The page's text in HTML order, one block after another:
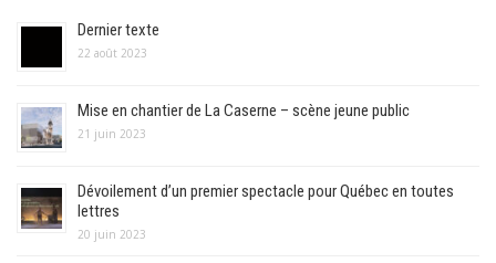
Dernier texte
22 août 2023
Mise en chantier de La Caserne – scène jeune public
21 juin 2023
Dévoilement d’un premier spectacle pour Québec en toutes
lettres
20 juin 2023